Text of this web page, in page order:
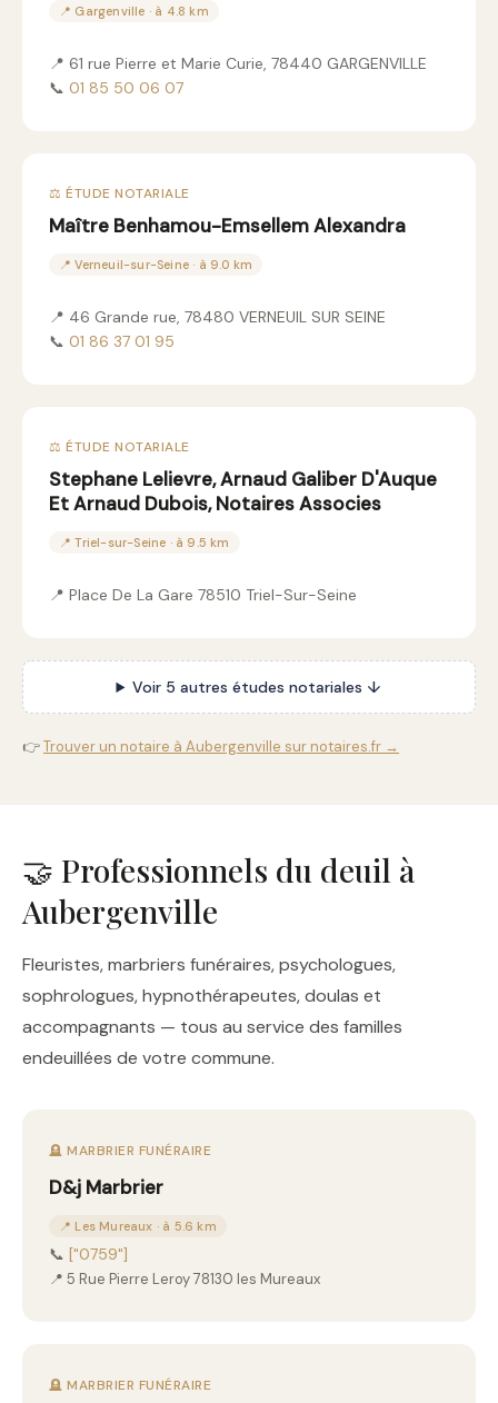
📍 Gargenville · à 4.8 km
📍 61 rue Pierre et Marie Curie, 78440 GARGENVILLE
📞 01 85 50 06 07
⚖️ ÉTUDE NOTARIALE
Maître Benhamou-Emsellem Alexandra
📍 Verneuil-sur-Seine · à 9.0 km
📍 46 Grande rue, 78480 VERNEUIL SUR SEINE
📞 01 86 37 01 95
⚖️ ÉTUDE NOTARIALE
Stephane Lelievre, Arnaud Galiber D'Auque
Et Arnaud Dubois, Notaires Associes
📍 Triel-sur-Seine · à 9.5 km
📍 Place De La Gare 78510 Triel-Sur-Seine
Voir 5 autres études notariales ↓
👉Trouver un notaire à Aubergenville sur notaires.fr →
🤝 Professionnels du deuil à
Aubergenville
Fleuristes, marbriers funéraires, psychologues,
sophrologues, hypnothérapeutes, doulas et
accompagnants — tous au service des familles
endeuillées de votre commune.
🪦 MARBRIER FUNÉRAIRE
D&j Marbrier
📍 Les Mureaux · à 5.6 km
📞 ["0759"]
📍 5 Rue Pierre Leroy 78130 les Mureaux
🪦 MARBRIER FUNÉRAIRE